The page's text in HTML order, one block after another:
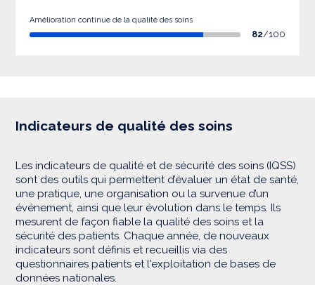
Amélioration continue de la qualité des soins
82/100
Indicateurs de qualité des soins
Les indicateurs de qualité et de sécurité des soins (IQSS)
sont des outils qui permettent d’évaluer un état de santé,
une pratique, une organisation ou la survenue d’un
événement, ainsi que leur évolution dans le temps. Ils
mesurent de façon fiable la qualité des soins et la
sécurité des patients. Chaque année, de nouveaux
indicateurs sont définis et recueillis via des
questionnaires patients et l'exploitation de bases de
données nationales.